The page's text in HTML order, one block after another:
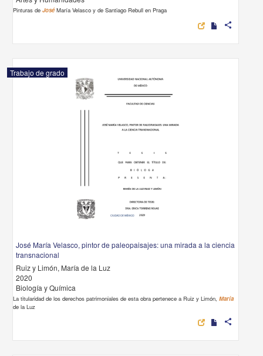
Pinturas deJoséMaría Velasco y de Santiago Rebull en Praga
share
Trabajo de grado
José María Velasco, pintor de paleopaisajes: una mirada a la ciencia
transnacional
Ruiz y Limón, María de la Luz
2020
Biología y Química
La titularidad de los derechos patrimoniales de esta obra pertenece a Ruiz y Limón,María
de la Luz
share